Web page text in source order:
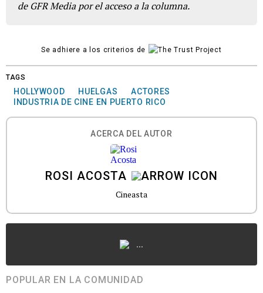
de GFR Media por el acceso a la columna.
Se adhiere a los criterios de
TAGS
HOLLYWOOD HUELGAS
ACTORES
INDUSTRIA DE CINE EN PUERTO RICO
ACERCA DEL AUTOR
ROSI ACOSTA
Cineasta
...
POPULAR EN LA COMUNIDAD